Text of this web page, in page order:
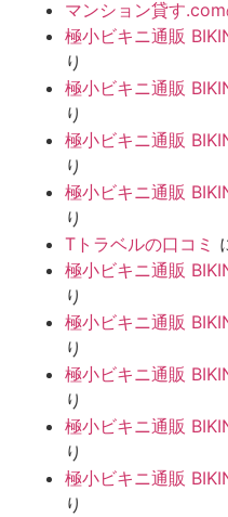
マンション貸す.com
極小ビキニ通販
り
極小ビキニ通販
り
極小ビキニ通販
り
極小ビキニ通販
り
Tトラベルの口コミ
極小ビキニ通販
り
極小ビキニ通販
り
極小ビキニ通販
り
極小ビキニ通販
り
極小ビキニ通販
り